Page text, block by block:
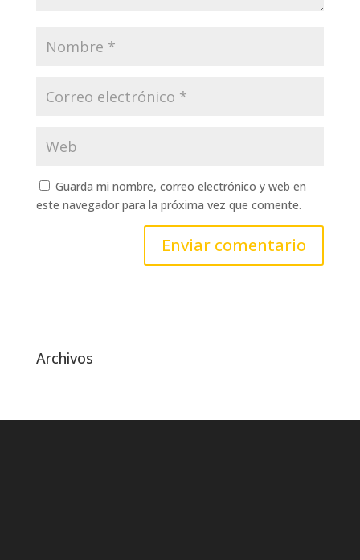
Guarda mi nombre, correo electrónico y web en
este navegador para la próxima vez que comente.
Archivos